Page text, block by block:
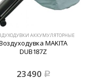
АККУМУЛЯТОРНЫЕ
MAKITA
DUB187Z
23490 Р